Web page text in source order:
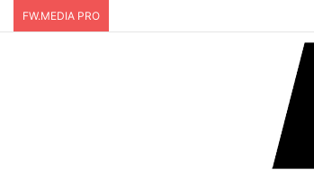
FW.MEDIA PRO